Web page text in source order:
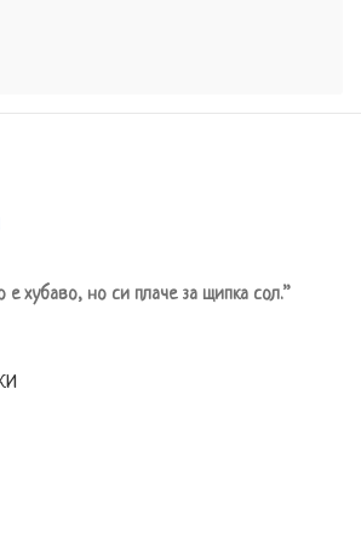
е хубаво, но си плаче за щипка сол.”